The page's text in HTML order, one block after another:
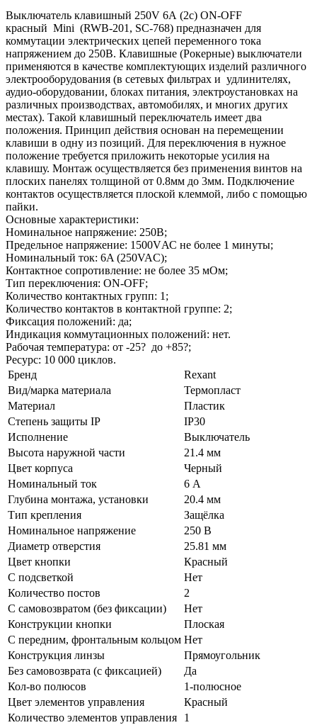
Выключатель клавишный 250V 6А (2с) ON-OFF
красный Mini (RWB-201, SC-768) предназначен для
коммутации электрических цепей переменного тока
напряжением до 250В. Клавишные (Рокерные) выключатели
применяются в качестве комплектующих изделий различного
электрооборудования (в сетевых фильтрах и удлинителях,
аудио-оборудовании, блоках питания, электроустановках на
различных производствах, автомобилях, и многих других
местах). Такой клавишный переключатель имеет два
положения. Принцип действия основан на перемещении
клавиши в одну из позиций. Для переключения в нужное
положение требуется приложить некоторые усилия на
клавишу. Монтаж осуществляется без применения винтов на
плоских панелях толщиной от 0.8мм до 3мм. Подключение
контактов осуществляется плоской клеммой, либо с помощью
пайки.
Основные характеристики:
Номинальное напряжение: 250В;
Предельное напряжение: 1500VАС не более 1 минуты;
Номинальный ток: 6A (250VAC);
Контактное сопротивление: не более 35 мОм;
Тип переключения: ON-OFF;
Количество контактных групп: 1;
Количество контактов в контактной группе: 2;
Фиксация положений: да;
Индикация коммутационных положений: нет.
Рабочая температура: от -25? до +85?;
Ресурс: 10 000 циклов.
Бренд
Rexant
Вид/марка материала
Термопласт
Материал
Пластик
Степень защиты IP
IP30
Исполнение
Выключатель
Высота наружной части
21.4 мм
Цвет корпуса
Черный
Номинальный ток
6 А
Глубина монтажа, установки
20.4 мм
Тип крепления
Защёлка
Номинальное напряжение
250 В
Диаметр отверстия
25.81 мм
Цвет кнопки
Красный
С подсветкой
Нет
Количество постов
2
С самовозвратом (без фиксации)
Нет
Конструкции кнопки
Плоская
С передним, фронтальным кольцом Нет
Конструкция линзы
Прямоугольник
Без самовозврата (с фиксацией)
Да
Кол-во полюсов
1-полюсное
Цвет элементов управления
Красный
Количество элементов управления
1